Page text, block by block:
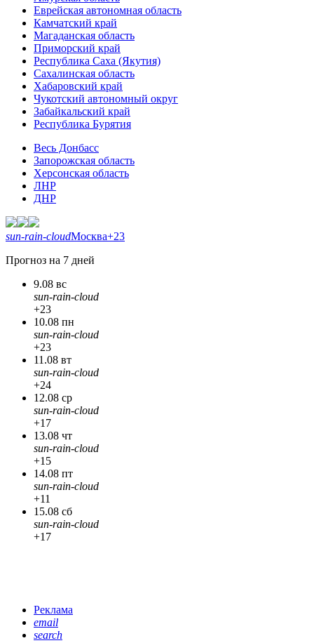
Еврейская автономная область
Камчатский край
Магаданская область
Приморский край
Республика Саха (Якутия)
Сахалинская область
Хабаровский край
Чукотский автономный округ
Забайкальский край
Республика Бурятия
Весь Донбасс
Запорожская область
Херсонская область
ЛНР
ДНР
sun-rain-cloudМосква+23
Прогноз на 7 дней
9.08 вс
sun-rain-cloud
+23
10.08 пн
sun-rain-cloud
+23
11.08 вт
sun-rain-cloud
+24
12.08 ср
sun-rain-cloud
+17
13.08 чт
sun-rain-cloud
+15
14.08 пт
sun-rain-cloud
+11
15.08 сб
sun-rain-cloud
+17
Реклама
email
search